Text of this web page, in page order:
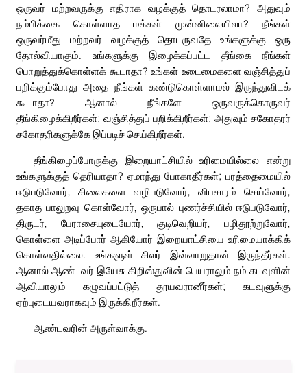
ஒருவர் மற்றவருக்கு எதிராக வழக்குத் தொடரலாமா? அதுவும்
நம்பிக்கை கொள்ளாத மக்கள் முன்னிலையிலா? நீங்கள்
ஒருவர்மீது மற்றவர் வழக்குத் தொடருவதே உங்களுக்கு ஒரு
தோல்வியாகும். உங்களுக்கு இழைக்கப்பட்ட தீங்கை நீங்கள்
பொறுத்துக்கொள்ளக் கூடாதா? உங்கள் உடைமைகளை வஞ்சித்துப்
பறிக்கும்போது அதை நீங்கள் கண்டுகொள்ளாமல் இருந்துவிடக்
கூடாதா? ஆனால் நீங்களே ஒருவருக்கொருவர்
தீங்கிழைக்கிறீர்கள்; வஞ்சித்துப் பறிக்கிறீர்கள்; அதுவும் சகோதரர்
சகோதரிகளுக்கே இப்படிச் செய்கிறீர்கள்.
தீங்கிழைப்போருக்கு இறையாட்சியில் உரிமையில்லை என்று
உங்களுக்குத் தெரியாதா? ஏமாந்து போகாதீர்கள்; பரத்தைமையில்
ஈடுபடுவோர், சிலைகளை வழிபடுவோர், விபசாரம் செய்வோர்,
தகாத பாலுறவு கொள்வோர், ஒருபால் புணர்ச்சியில் ஈடுபடுவோர்,
திருடர், பேராசையுடையோர், குடிவெறியர், பழிதூற்றுவோர்,
கொள்ளை அடிப்போர் ஆகியோர் இறையாட்சியை உரிமையாக்கிக்
கொள்வதில்லை. உங்களுள் சிலர் இவ்வாறுதான் இருந்தீர்கள்.
ஆனால் ஆண்டவர் இயேசு கிறிஸ்துவின் பெயராலும் நம் கடவுளின்
ஆவியாலும் கழுவப்பட்டுத் தூயவரானீர்கள்; கடவுளுக்கு
ஏற்புடையவராகவும் இருக்கிறீர்கள்.
ஆண்டவரின் அருள்வாக்கு.